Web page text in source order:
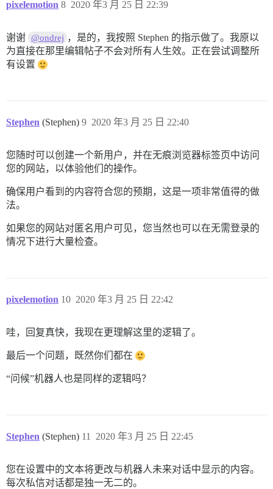
pixelemotion 2020 年3 月 25 日 22:39
8
谢谢 @ondrej ，是的，我按照 Stephen 的指示做了。我原以
为直接在那里编辑帖子不会对所有人生效。正在尝试调整所
有设置
Stephen (Stephen) 2020 年3 月 25 日 22:40
9
您随时可以创建一个新用户，并在无痕浏览器标签页中访问
您的网站，以体验他们的操作。
确保用户看到的内容符合您的预期，这是一项非常值得的做
法。
如果您的网站对匿名用户可见，您当然也可以在无需登录的
情况下进行大量检查。
pixelemotion 2020 年3 月 25 日 22:42
10
哇，回复真快，我现在更理解这里的逻辑了。
最后一个问题，既然你们都在
“问候”机器人也是同样的逻辑吗？
Stephen (Stephen) 2020 年3 月 25 日 22:45
11
您在设置中的文本将更改与机器人未来对话中显示的内容。
每次私信对话都是独一无二的。